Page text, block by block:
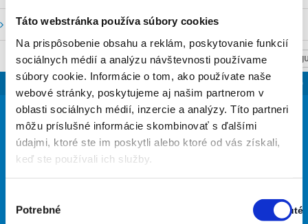
Táto webstránka používa súbory cookies
Na prispôsobenie obsahu a reklám, poskytovanie funkcií
sociálnych médií a analýzu návštevnosti používame
súbory cookie. Informácie o tom, ako používate naše
webové stránky, poskytujeme aj našim partnerom v
oblasti sociálnych médií, inzercie a analýzy. Títo partneri
môžu príslušné informácie skombinovať s ďalšími
údajmi, ktoré ste im poskytli alebo ktoré od vás získali,
keď ste používali ich služby.
súhlasu
Potrebné Zapnuté
Stav:
Mapový portál
SLOVENSKO
NASTAV
32°
jasná obloha
41% Vlhkosť vzduchu: